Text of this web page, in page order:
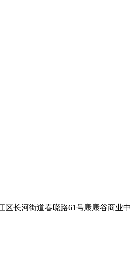
区长河街道春晓路61号康康谷商业中